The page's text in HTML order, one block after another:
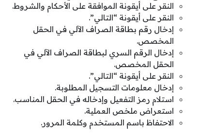
النقر على أيقونة الموافقة على الأحكام والشروط.
النقر على أيقونة “التالي”.
إدخال رقم بطاقة الصراف الآلي في الحقل
المخصص.
إدخال الرقم السري لبطاقة الصراف الآلي في
الحقل المخصص.
النقر على أيقونة “التالي”.
إدخال معلومات التسجيل المطلوبة.
استلام رمز التفعيل وإدخاله في الحقل المناسب.
استعراض ملخص العملية.
الاحتفاظ باسم المستخدم وكلمة المرور.